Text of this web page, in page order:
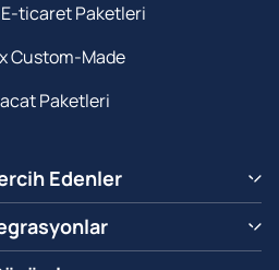
ticaret Paketleri
Custom-Made
Paketleri
Edenler